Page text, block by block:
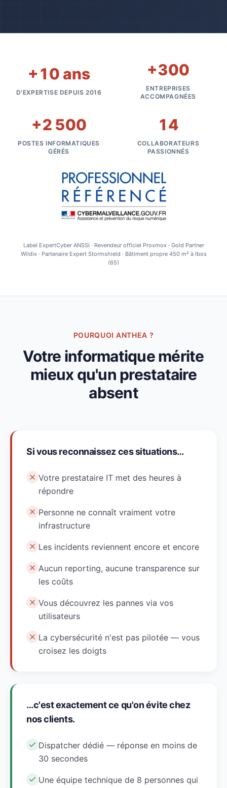
+10 ans
D'EXPERTISE DEPUIS 2016
+300
ENTREPRISES
ACCOMPAGNÉES
+2 500
POSTES INFORMATIQUES
GÉRÉS
14
COLLABORATEURS
PASSIONNÉS
Label ExpertCyber ANSSI · Revendeur officiel Proxmox · Gold Partner
Wildix · Partenaire Expert Stormshield · Bâtiment propre 450 m² à Ibos
(65)
POURQUOI ANTHEA ?
Votre informatique mérite
mieux qu'un prestataire
absent
Si vous reconnaissez ces situations…
Votre prestataire IT met des heures à
répondre
Personne ne connaît vraiment votre
infrastructure
Les incidents reviennent encore et encore
Aucun reporting, aucune transparence sur
les coûts
Vous découvrez les pannes via vos
utilisateurs
La cybersécurité n'est pas pilotée — vous
croisez les doigts
…c'est exactement ce qu'on évite chez
nos clients.
Dispatcher dédié — réponse en moins de
30 secondes
Une équipe technique de 8 personnes qui